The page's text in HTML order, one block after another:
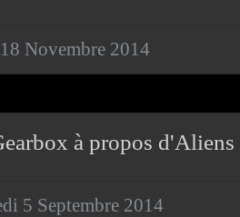
Novembre 2014
à propos
5 Septembre 2014